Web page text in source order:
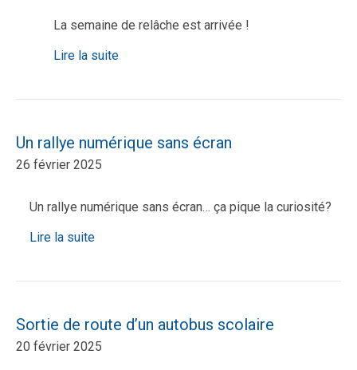
La semaine de relâche est arrivée !
Lire la suite
Un rallye numérique sans écran
26 février 2025
Un rallye numérique sans écran… ça pique la curiosité?
Lire la suite
Sortie de route d’un autobus scolaire
20 février 2025